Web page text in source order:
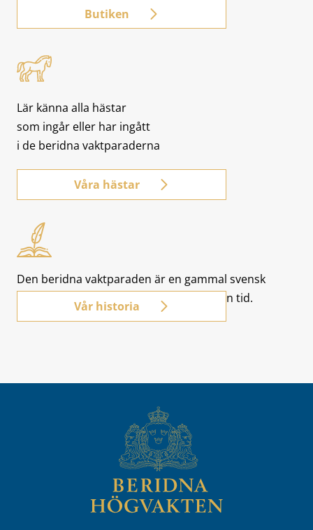
Butiken
Lär känna alla hästar
som ingår eller har ingått
i de beridna vaktparaderna
Våra hästar
Den beridna vaktparaden är en gammal svensk
tradition som har blivit populär i modern tid.
Vår historia